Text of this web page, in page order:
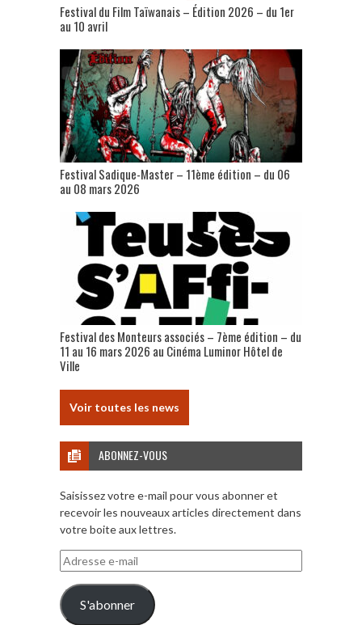
Festival du Film Taïwanais – Édition 2026 – du 1er
au 10 avril
Festival Sadique-Master – 11ème édition – du 06
au 08 mars 2026
Festival des Monteurs associés – 7ème édition – du
11 au 16 mars 2026 au Cinéma Luminor Hôtel de
Ville
Voir toutes les news
ABONNEZ-VOUS
Saisissez votre e-mail pour vous abonner et
recevoir les nouveaux articles directement dans
votre boite aux lettres.
Adresse
e-
mail
S'abonner